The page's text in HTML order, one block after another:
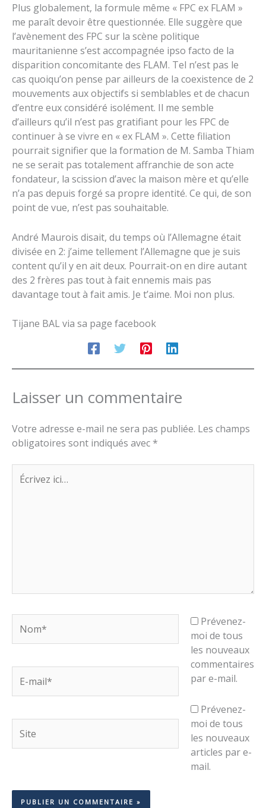
Plus globalement, la formule même « FPC ex FLAM »
me paraît devoir être questionnée. Elle suggère que
l’avènement des FPC sur la scène politique
mauritanienne s’est accompagnée ipso facto de la
disparition concomitante des FLAM. Tel n’est pas le
cas quoiqu’on pense par ailleurs de la coexistence de 2
mouvements aux objectifs si semblables et de chacun
d’entre eux considéré isolément. Il me semble
d’ailleurs qu’il n’est pas gratifiant pour les FPC de
continuer à se vivre en « ex FLAM ». Cette filiation
pourrait signifier que la formation de M. Samba Thiam
ne se serait pas totalement affranchie de son acte
fondateur, la scission d’avec la maison mère et qu’elle
n’a pas depuis forgé sa propre identité. Ce qui, de son
point de vue, n’est pas souhaitable.
André Maurois disait, du temps où l’Allemagne était
divisée en 2: j’aime tellement l’Allemagne que je suis
content qu’il y en ait deux. Pourrait-on en dire autant
des 2 frères pas tout à fait ennemis mais pas
davantage tout à fait amis. Je t’aime. Moi non plus.
Tijane BAL via sa page facebook
Laisser un commentaire
Votre adresse e-mail ne sera pas publiée. Les champs
obligatoires sont indiqués avec *
Écrivez
ici…
mail*
Prévenez-
moi de tous
les nouveaux
commentaires
par e-mail.
Prévenez-
moi de tous
les nouveaux
articles par e-
mail.